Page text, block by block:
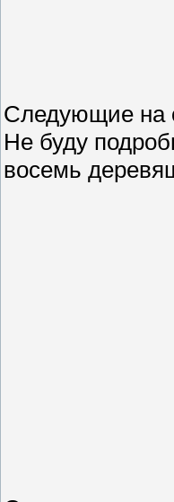
Следующие на
Не буду
восемь